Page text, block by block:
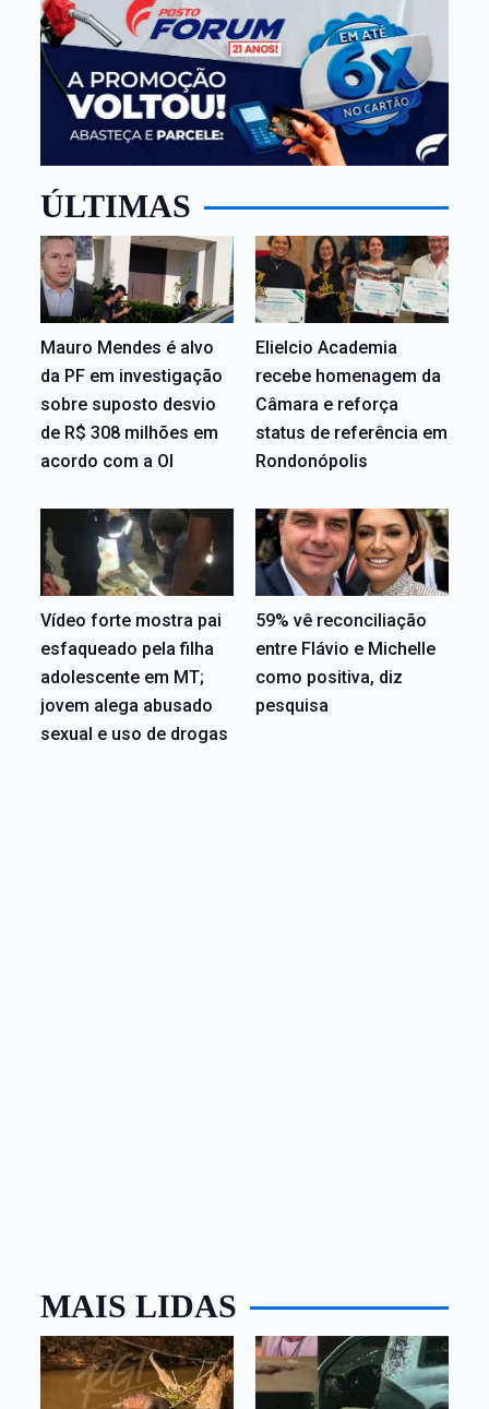
ÚLTIMAS
Mauro Mendes é alvo
da PF em investigação
sobre suposto desvio
de R$ 308 milhões em
acordo com a OI
Elielcio Academia
recebe homenagem da
Câmara e reforça
status de referência em
Rondonópolis
Vídeo forte mostra pai
esfaqueado pela filha
adolescente em MT;
jovem alega abusado
sexual e uso de drogas
59% vê reconciliação
entre Flávio e Michelle
como positiva, diz
pesquisa
MAIS LIDAS